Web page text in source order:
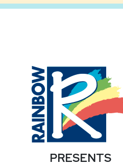
PRESENTS